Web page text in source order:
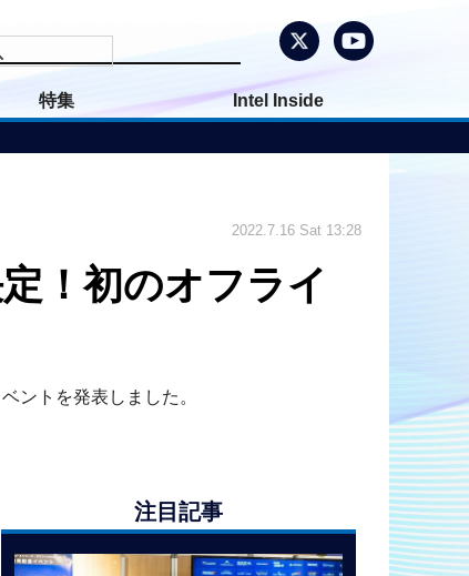
特集 Intel Inside
！初のオフライ
ントを発表しました。
2022.7.16 Sat 13:28
注目記事